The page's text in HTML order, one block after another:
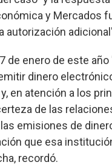
y Mercados
autorización
de enero de este año
dinero
en atención a los
de las
emisiones de
que esa
recordó.